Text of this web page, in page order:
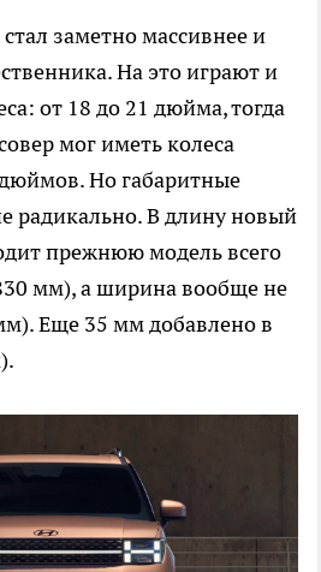
заметно массивнее и
На это играют и
от 18 до 21 дюйма, тогда
мог иметь колеса
Но габаритные
радикально. В длину новый
прежнюю модель всего
мм), а ширина вообще не
Еще 35 мм добавлено в